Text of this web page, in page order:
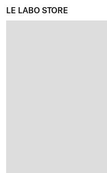
LE LABO STORE